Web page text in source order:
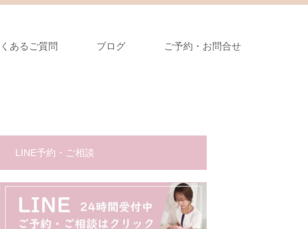
あるご質問 ブログ ご予約・お問合せ
LINE予約・ご相談